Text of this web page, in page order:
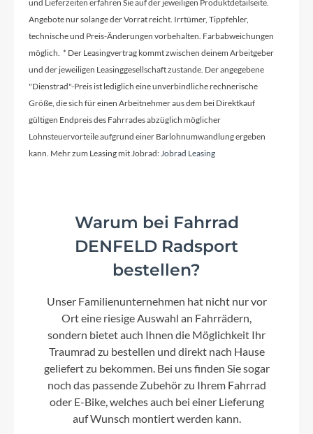
Sattelklemme
CUBE
Griffe
Rahmenmaterial
Größen Optionen des Herstellers
Lenker
Farbe
actionteam
Vorderrad Nabe
und Lieferzeiten erfahren Sie auf der jeweiligen Produktdetailseite.
Angebote nur solange der Vorrat reicht. Irrtümer, Tippfehler,
technische und Preis-Änderungen vorbehalten. Farbabweichungen
möglich. * Der Leasingvertrag kommt zwischen deinem Arbeitgeber
und der jeweiligen Leasinggesellschaft zustande. Der angegebene
"Dienstrad"-Preis ist lediglich eine unverbindliche rechnerische
Größe, die sich für einen Arbeitnehmer aus dem bei Direktkauf
gültigen Endpreis des Fahrrades abzüglich möglicher
Lohnsteuervorteile aufgrund einer Barlohnumwandlung ergeben
kann. Mehr zum Leasing mit Jobrad:Jobrad Leasing
Warum bei Fahrrad
DENFELD Radsport
bestellen?
Unser Familienunternehmen hat nicht nur vor
Ort eine riesige Auswahl an Fahrrädern,
sondern bietet auch Ihnen die Möglichkeit Ihr
Traumrad zu bestellen und direkt nach Hause
geliefert zu bekommen. Bei uns finden Sie sogar
noch das passende Zubehör zu Ihrem Fahrrad
oder E-Bike, welches auch bei einer Lieferung
auf Wunsch montiert werden kann.